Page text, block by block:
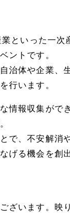
といった一次
ントです。
治体や企業、
行います。
情報収集がで
で、不安解消
げる機会を創
ざいます。映